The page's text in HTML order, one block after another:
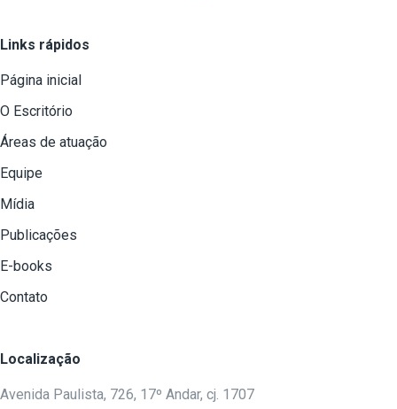
Links rápidos
Página inicial
O Escritório
Áreas de atuação
Equipe
Mídia
Publicações
E-books
Contato
Localização
Avenida Paulista, 726, 17º Andar, cj. 1707